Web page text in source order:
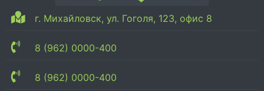
г. Михайловск, ул. Гоголя, 123, офис 8
8 (962) 0000-400
8 (962) 0000-400